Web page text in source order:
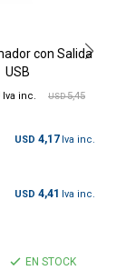
con Salida
USB
USD 5,45
USD 4,17
USD 4,41
EN STOCK